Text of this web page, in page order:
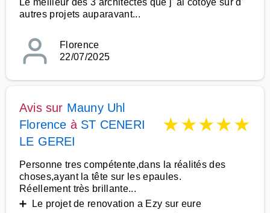
Le meilleur des 3 architectes que j' ai côtoyé sur d'
autres projets auparavant...
Florence
22/07/2025
Avis sur Mauny Uhl
Florence à ST CENERI
LE GEREI
★★★★★
Personne tres compétente,dans la réalités des
choses,ayant la tête sur les epaules.
Réellement très brillante...
➕ Le projet de renovation a Ezy sur eure